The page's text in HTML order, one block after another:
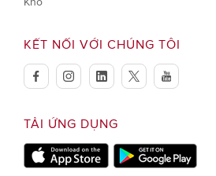
KẾT NỐI VỚI CHÚNG TÔI
facebookinstagramlinkedintwitteryoutube
TẢI ỨNG DỤNG
kedai epal Download on Google